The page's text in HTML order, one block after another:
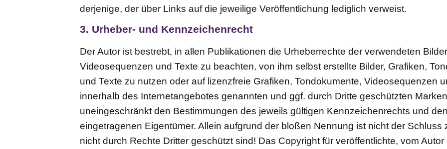
derjenige, der über Links auf die jeweilige Veröffentlichung lediglich verweist.
3. Urheber- und Kennzeichenrecht
Der Autor ist bestrebt, in allen Publikationen die Urheberrechte der verwendeten
Videosequenzen und Texte zu beachten, von ihm selbst erstellte Bilder, Grafiken,
und Texte zu nutzen oder auf lizenzfreie Grafiken, Tondokumente, Videosequenzen
innerhalb des Internetangebotes genannten und ggf. durch Dritte geschützten
uneingeschränkt den Bestimmungen des jeweils gültigen Kennzeichenrechts und
eingetragenen Eigentümer. Allein aufgrund der bloßen Nennung ist nicht der
nicht durch Rechte Dritter geschützt sind! Das Copyright für veröffentlichte, vom